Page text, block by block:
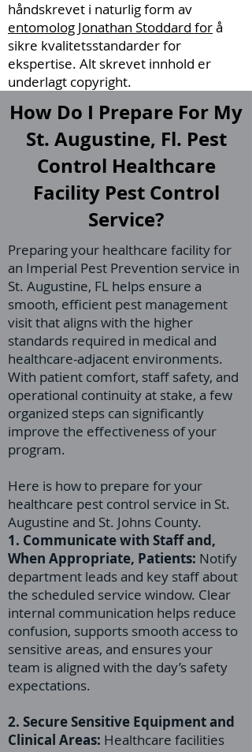
håndskrevet i naturlig form av
entomolog Jonathan Stoddard forå
sikre kvalitetsstandarder for
ekspertise. Alt skrevet innhold er
underlagt copyright.
How Do I Prepare For My
St. Augustine, Fl. Pest
Control Healthcare
Facility Pest Control
Service?
Preparing your healthcare facility for
an Imperial Pest Prevention service in
St. Augustine, FL helps ensure a
smooth, efficient pest management
visit that aligns with the higher
standards required in medical and
healthcare-adjacent environments.
With patient comfort, staff safety, and
operational continuity at stake, a few
organized steps can significantly
improve the effectiveness of your
program.
Here is how to prepare for your
healthcare pest control service in St.
Augustine and St. Johns County.
1. Communicate with Staff and,
When Appropriate, Patients: Notify
department leads and key staff about
the scheduled service window. Clear
internal communication helps reduce
confusion, supports smooth access to
sensitive areas, and ensures your
team is aligned with the day’s safety
expectations.
2. Secure Sensitive Equipment and
Clinical Areas: Healthcare facilities